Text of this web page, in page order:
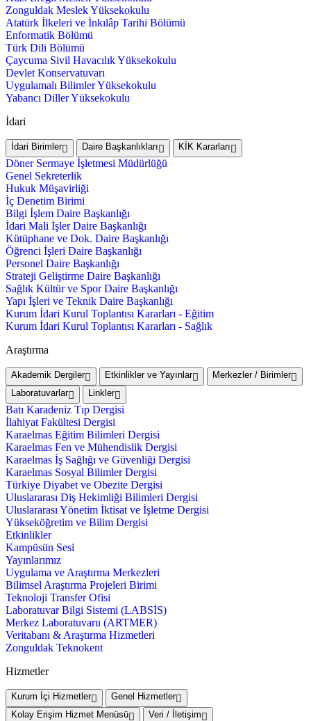
Zonguldak Meslek Yüksekokulu
Atatürk İlkeleri ve İnkılâp Tarihi Bölümü
Enformatik Bölümü
Türk Dili Bölümü
Çaycuma Sivil Havacılık Yüksekokulu
Devlet Konservatuvarı
Uygulamalı Bilimler Yüksekokulu
Yabancı Diller Yüksekokulu
İdari
İdari Birimler Daire Başkanlıkları KİK Kararları
Döner Sermaye İşletmesi Müdürlüğü
Genel Sekreterlik
Hukuk Müşavirliği
İç Denetim Birimi
Bilgi İşlem Daire Başkanlığı
İdari Mali İşler Daire Başkanlığı
Kütüphane ve Dok. Daire Başkanlığı
Öğrenci İşleri Daire Başkanlığı
Personel Daire Başkanlığı
Strateji Geliştirme Daire Başkanlığı
Sağlık Kültür ve Spor Daire Başkanlığı
Yapı İşleri ve Teknik Daire Başkanlığı
Kurum İdari Kurul Toplantısı Kararları - Eğitim
Kurum İdari Kurul Toplantısı Kararları - Sağlık
Araştırma
Akademik Dergiler Etkinlikler ve Yayınlar
Merkezler / Birimler
Laboratuvarlar
Linkler
Batı Karadeniz Tıp Dergisi
İlahiyat Fakültesi Dergisi
Karaelmas Eğitim Bilimleri Dergisi
Karaelmas Fen ve Mühendislik Dergisi
Karaelmas İş Sağlığı ve Güvenliği Dergisi
Karaelmas Sosyal Bilimler Dergisi
Türkiye Diyabet ve Obezite Dergisi
Uluslararası Diş Hekimliği Bilimleri Dergisi
Uluslararası Yönetim İktisat ve İşletme Dergisi
Yükseköğretim ve Bilim Dergisi
Etkinlikler
Kampüsün Sesi
Yayınlarımız
Uygulama ve Araştırma Merkezleri
Bilimsel Araştırma Projeleri Birimi
Teknoloji Transfer Ofisi
Laboratuvar Bilgi Sistemi (LABSİS)
Merkez Laboratuvaru (ARTMER)
Veritabanı & Araştırma Hizmetleri
Zonguldak Teknokent
Hizmetler
Kurum İçi Hizmetler
Genel Hizmetler
Kolay Erişim Hizmet Menüsü
Veri / İletişim